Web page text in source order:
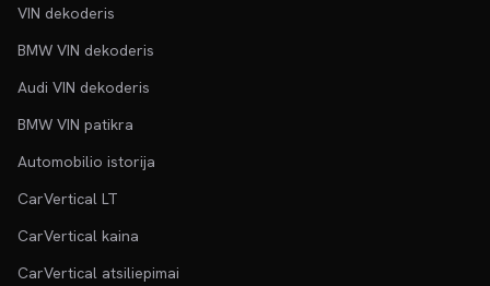
VIN dekoderis
BMW VIN dekoderis
Audi VIN dekoderis
BMW VIN patikra
Automobilio istorija
CarVertical LT
CarVertical kaina
CarVertical atsiliepimai